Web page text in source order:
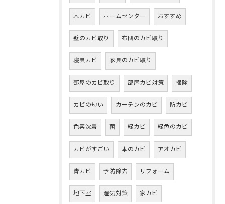
木カビ ホームセンター おすすめ
壁のカビ取り 布団のカビ取り
寝具カビ 家具のカビ取り
部屋のカビ取り 部屋カビ対策 掃除
カビの匂い カーテンのカビ 防カビ
色素沈着 菌 緑カビ 緑色のカビ
カビがすごい 本のカビ アオカビ
青カビ 予防除去 リフォーム
地下室 湿気対策 家カビ